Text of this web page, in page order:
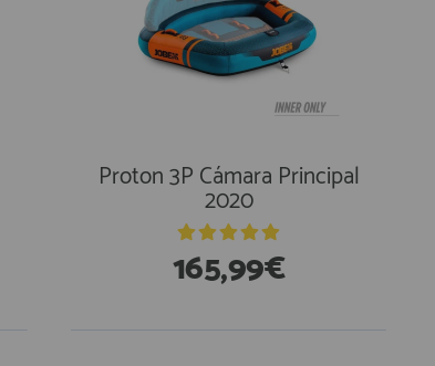
Proton 3P Cámara Principal
2020
165,99€